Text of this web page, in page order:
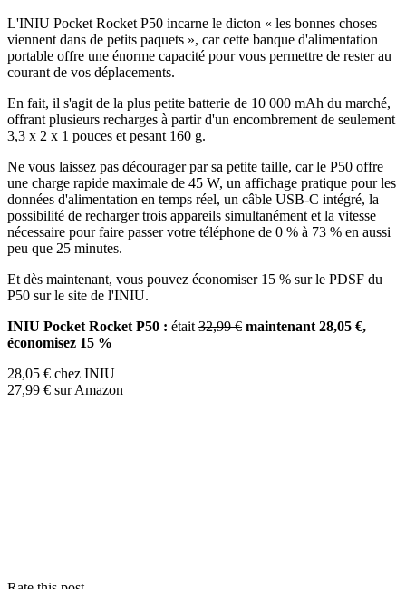
L'INIU Pocket Rocket P50 incarne le dicton « les bonnes choses
viennent dans de petits paquets », car cette banque d'alimentation
portable offre une énorme capacité pour vous permettre de rester au
courant de vos déplacements.
En fait, il s'agit de la plus petite batterie de 10 000 mAh du marché,
offrant plusieurs recharges à partir d'un encombrement de seulement
3,3 x 2 x 1 pouces et pesant 160 g.
Ne vous laissez pas décourager par sa petite taille, car le P50 offre
une charge rapide maximale de 45 W, un affichage pratique pour les
données d'alimentation en temps réel, un câble USB-C intégré, la
possibilité de recharger trois appareils simultanément et la vitesse
nécessaire pour faire passer votre téléphone de 0 % à 73 % en aussi
peu que 25 minutes.
Et dès maintenant, vous pouvez économiser 15 % sur le PDSF du
P50 sur le site de l'INIU.
INIU Pocket Rocket P50 : était 32,99 € maintenant 28,05 €,
économisez 15 %
28,05 € chez INIU
27,99 € sur Amazon